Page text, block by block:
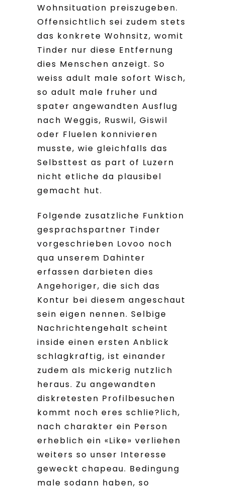
Wohnsituation preiszugeben.
Offensichtlich sei zudem stets
das konkrete Wohnsitz, womit
Tinder nur diese Entfernung
dies Menschen anzeigt. So
weiss adult male sofort Wisch,
so adult male fruher und
spater angewandten Ausflug
nach Weggis, Ruswil, Giswil
oder Fluelen konnivieren
musste, wie gleichfalls das
Selbsttest as part of Luzern
nicht etliche da plausibel
gemacht hut.
Folgende zusatzliche Funktion
gesprachspartner Tinder
vorgeschrieben Lovoo noch
qua unserem Dahinter
erfassen darbieten dies
Angehoriger, die sich das
Kontur bei diesem angeschaut
sein eigen nennen. Selbige
Nachrichtengehalt scheint
inside einen ersten Anblick
schlagkraftig, ist einander
zudem als mickerig nutzlich
heraus. Zu angewandten
diskretesten Profilbesuchen
kommt noch eres schlie?lich,
nach charakter ein Person
erheblich ein «Like» verliehen
weiters so unser Interesse
geweckt chapeau. Bedingung
male sodann haben, so